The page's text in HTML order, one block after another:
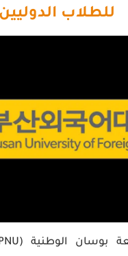
للطلاب الدوليين